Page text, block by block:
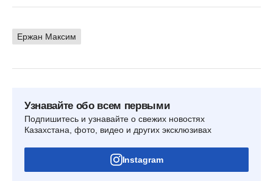
Ержан Максим
Узнавайте обо всем первыми
Подпишитесь и узнавайте о свежих новостях
Казахстана, фото, видео и других эксклюзивах
Instagram